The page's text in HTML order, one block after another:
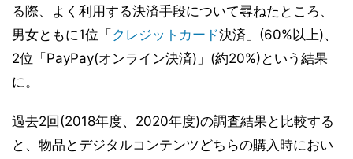
る際、よく利用する決済手段について尋ねたところ、
男女ともに1位「 クレジットカード決済」(60%以上)、
2位「PayPay(オンライン決済)」(約20%)という結果
に。
過去2回(2018年度、2020年度)の調査結果と比較する
と、物品とデジタルコンテンツどちらの購入時におい